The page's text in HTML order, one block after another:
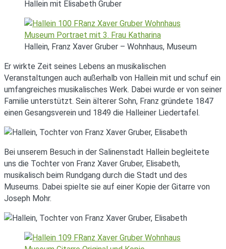
Hallein mit Elisabeth Gruber
Hallein, Franz Xaver Gruber – Wohnhaus, Museum
Er wirkte Zeit seines Lebens an musikalischen
Veranstaltungen auch außerhalb von Hallein mit und schuf ein
umfangreiches musikalisches Werk. Dabei wurde er von seiner
Familie unterstützt. Sein älterer Sohn, Franz gründete 1847
einen Gesangsverein und 1849 die Halleiner Liedertafel.
Bei unserem Besuch in der Salinenstadt Hallein begleitete
uns die Tochter von Franz Xaver Gruber, Elisabeth,
musikalisch beim Rundgang durch die Stadt und des
Museums. Dabei spielte sie auf einer Kopie der Gitarre von
Joseph Mohr.